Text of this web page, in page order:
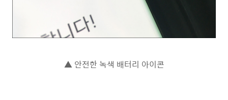
▲ 안전한 녹색 배터리 아이콘